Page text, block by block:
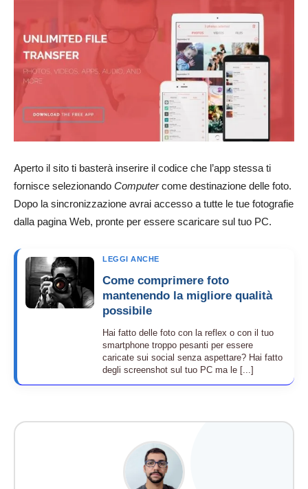
Aperto il sito ti basterà inserire il codice che l’app stessa ti
fornisce selezionando Computercome destinazione delle foto.
Dopo la sincronizzazione avrai accesso a tutte le tue fotografie
dalla pagina Web, pronte per essere scaricare sul tuo PC.
LEGGI ANCHE
Come comprimere foto
mantenendo la migliore qualità
possibile
Hai fatto delle foto con la reflex o con il tuo
smartphone troppo pesanti per essere
caricate sui social senza aspettare? Hai fatto
degli screenshot sul tuo PC ma le [...]